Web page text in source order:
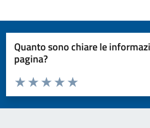
Quanto sono chiare le
pagina?
Valuta da 1 a 5 stelle la pagina
Valuta 5 stelle su 5
Valuta 4 stelle su 5
Valuta 3 stelle su 5
Valuta 2 stelle su 5
Valuta 1 stelle su 5